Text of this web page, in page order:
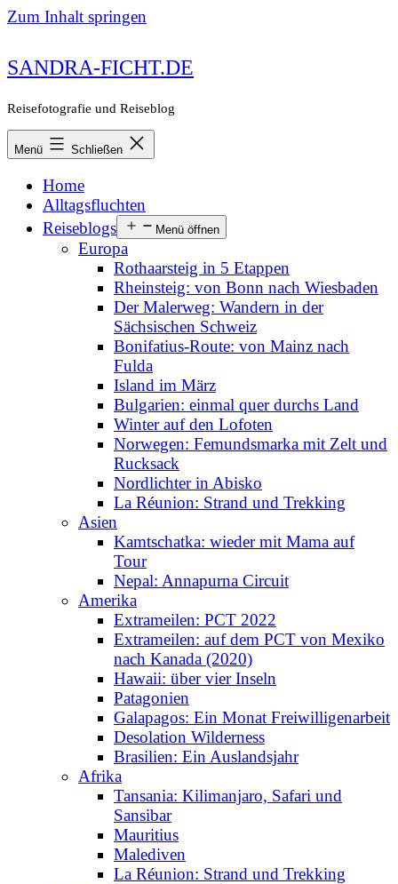
Zum Inhalt springen
SANDRA-FICHT.DE
Reisefotografie und Reiseblog
Menü Schließen
Home
Alltagsfluchten
Reiseblogs
Menü öffnen
Europa
Rothaarsteig in 5 Etappen
Rheinsteig: von Bonn nach Wiesbaden
Der Malerweg: Wandern in der
Sächsischen Schweiz
Bonifatius-Route: von Mainz nach
Fulda
Island im März
Bulgarien: einmal quer durchs Land
Winter auf den Lofoten
Norwegen: Femundsmarka mit Zelt und
Rucksack
Nordlichter in Abisko
La Réunion: Strand und Trekking
Asien
Kamtschatka: wieder mit Mama auf
Tour
Nepal: Annapurna Circuit
Amerika
Extrameilen: PCT 2022
Extrameilen: auf dem PCT von Mexiko
nach Kanada (2020)
Hawaii: über vier Inseln
Patagonien
Galapagos: Ein Monat Freiwilligenarbeit
Desolation Wilderness
Brasilien: Ein Auslandsjahr
Afrika
Tansania: Kilimanjaro, Safari und
Sansibar
Mauritius
Malediven
La Réunion: Strand und Trekking